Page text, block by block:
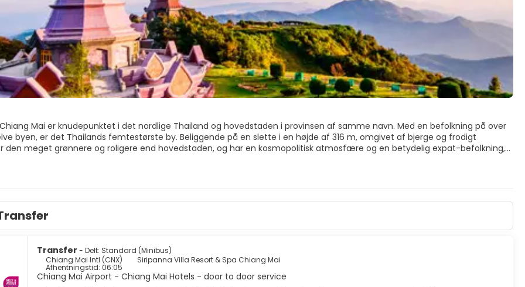
Chiang Mai er knudepunktet i det nordlige Thailand og hovedstaden i provinsen af samme navn. Med en befolkning på over
byen, er det Thailands femtestørste by. Beliggende på en slette i en højde af 316 m, omgivet af bjerge og frodigt
den meget grønnere og roligere end hovedstaden, og har en kosmopolitisk atmosfære og en betydelig expat-befolkning,
historiske centrum er den befæstede by. Dele af muren forbliver ved portene og hjørnerne, men af resten er kun
i en kombination af burmesiske, srilankanske og Lanna Thai-stilarter, dekoreret med smukke træskæringer, Naga-
og englevogtere, forgyldte paraplyer og pagoder pyntet med guld filigran. Det mest berømte er Wat Phrathat Doi Suthep,
byen fra en bjergside 13 km væk.
Chiang Mai har udvidet sig i alle retninger, men især mod øst mod Ping-floden, Mae Nam Ping, hvor Chang Klan Rd, det
Bazaar og størstedelen af Chiang Mais hoteller og gæstehuse er beliggende. Loi Kroh Rd er centrum for byens natteliv.
Transfer - Delt: Standard (Minibus)
Chiang Mai Intl (CNX)
Siripanna Villa Resort & Spa Chiang Mai
Afhentningstid: 06:05
Chiang Mai Airport - Chiang Mai Hotels - door to door service